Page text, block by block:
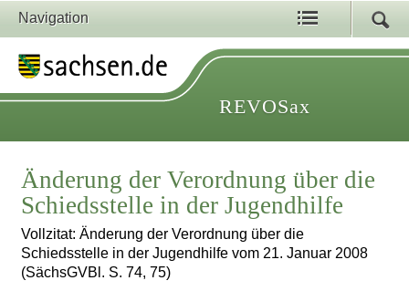
Navigation
REVOSax
Änderung der Verordnung über die
Schiedsstelle in der Jugendhilfe
Vollzitat: Änderung der Verordnung über die
Schiedsstelle in der Jugendhilfe vom 21. Januar 2008
(SächsGVBl. S. 74, 75)